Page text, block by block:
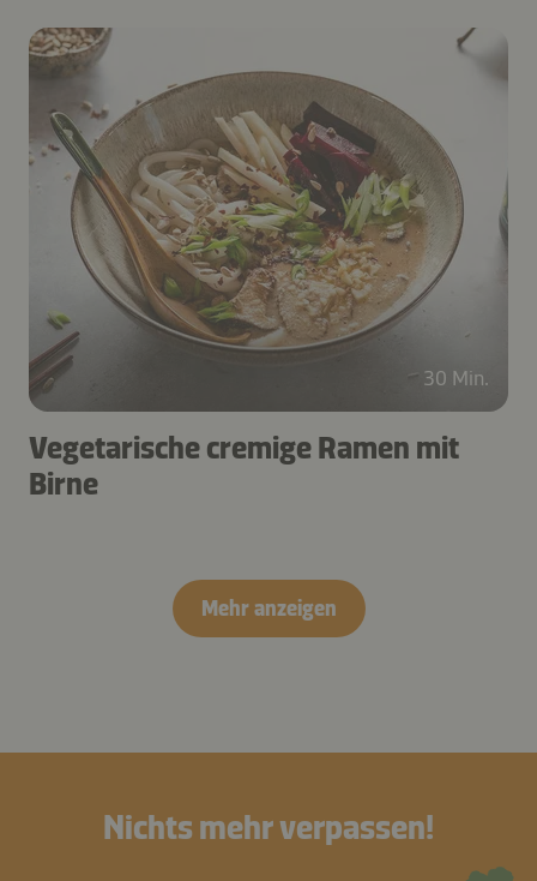
30 Min.
Vegetarische cremige Ramen mit
Birne
Mehr anzeigen
Nichts mehr verpassen!